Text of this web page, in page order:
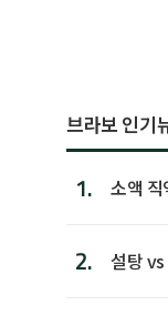
브라보 인기
1.
소액
2. 설탕